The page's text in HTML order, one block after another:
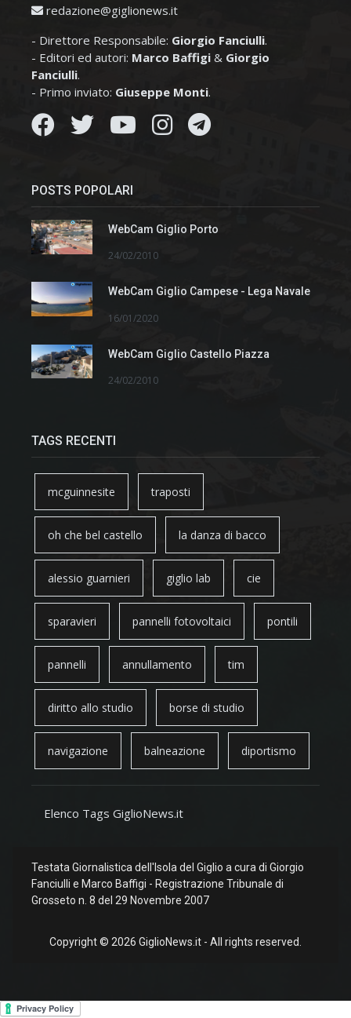
redazione@giglionews.it
- Direttore Responsabile: Giorgio Fanciulli.
- Editori ed autori: Marco Baffigi & Giorgio
Fanciulli.
- Primo inviato: Giuseppe Monti.
POSTS POPOLARI
WebCam Giglio Porto
24/02/2010
WebCam Giglio Campese - Lega Navale
16/01/2020
WebCam Giglio Castello Piazza
24/02/2010
TAGS RECENTI
mcguinnesite traposti
oh che bel castello la danza di bacco
alessio guarnieri giglio lab cie
sparavieri pannelli fotovoltaici pontili
pannelli annullamento tim
diritto allo studio borse di studio
navigazione balneazione diportismo
Elenco Tags GiglioNews.it
Testata Giornalistica dell'Isola del Giglio a cura di Giorgio
Fanciulli e Marco Baffigi - Registrazione Tribunale di
Grosseto n. 8 del 29 Novembre 2007
Copyright © 2026 GiglioNews.it - All rights reserved.